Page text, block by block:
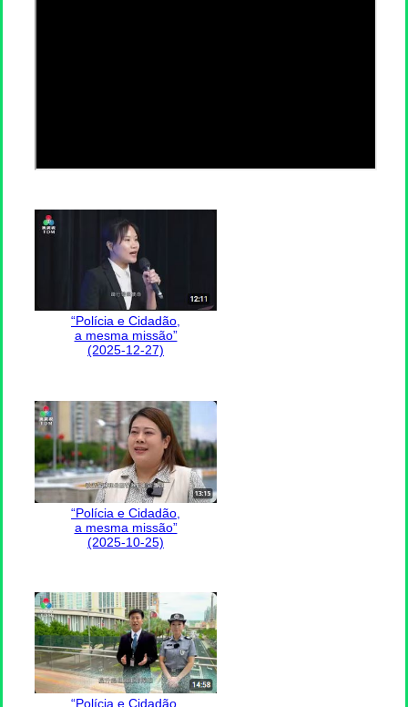
“Polícia e Cidadão,
a mesma missão”
(2025-12-27)
“Polícia e Cidadão,
a mesma missão”
(2025-10-25)
“Polícia e Cidadão,